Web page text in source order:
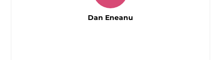
Dan Eneanu